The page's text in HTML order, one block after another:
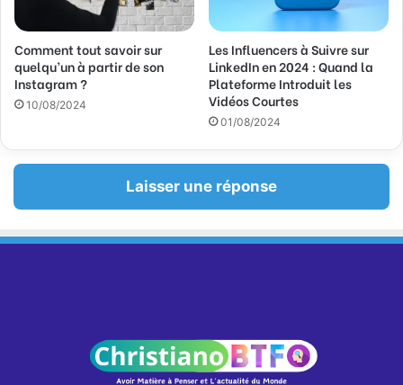
Comment tout savoir sur
quelqu’un à partir de son
Instagram ?
10/08/2024
Les Influencers à Suivre sur
LinkedIn en 2024 : Quand la
Plateforme Introduit les
Vidéos Courtes
01/08/2024
Laisser une réponse